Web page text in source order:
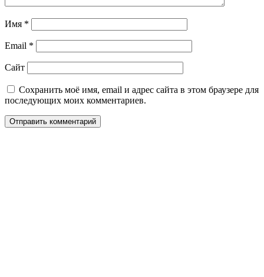
Имя *
Email *
Сайт
Сохранить моё имя, email и адрес сайта в этом браузере для
последующих моих комментариев.